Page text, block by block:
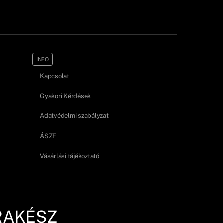
INFO
Kapcsolat
Gyakori Kérdések
Adatvédelmi szabályzat
ÁSZF
Vásárlási tájékoztató